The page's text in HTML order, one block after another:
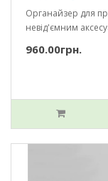
Органайзер для
невід'ємним
960.00грн.